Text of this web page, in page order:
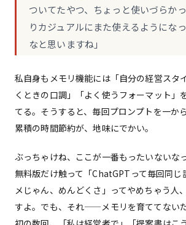
ついてたやつ、ちょっと使いづらか
りカジュアルにまた使えるようにな
なと思いますね」
私自身もメモリ機能には「自分の経営スタ
くときの口調」「よく使うフォーマット」
てる。そうすると、毎回プロンプトを一か
累積の時間節約が、地味にでかい。
ぶっちゃけね、ここが一番もったいないな
無料版だけ触って「ChatGPTって毎回同じ
メじゃん、めんどくさ」ってやめちゃう人
すよ。でも、それ——メモリを育ててない